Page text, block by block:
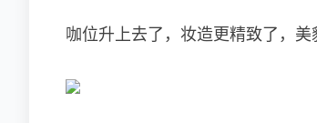
咖位升上去了，妆造更精致了，美